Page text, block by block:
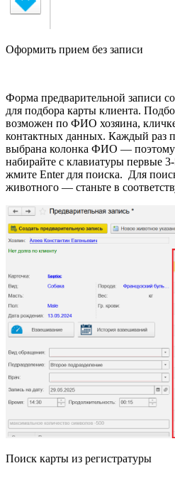
Оформить прием без записи
Форма предварительной записи
для подбора карты клиента.
возможен по ФИО хозяина,
контактных данных. Каждый раз
выбрана колонка ФИО — поэтому
набирайте с клавиатуры первые
жмите Enter для поиска. Для
животного — станьте в
Поиск карты из регистратуры